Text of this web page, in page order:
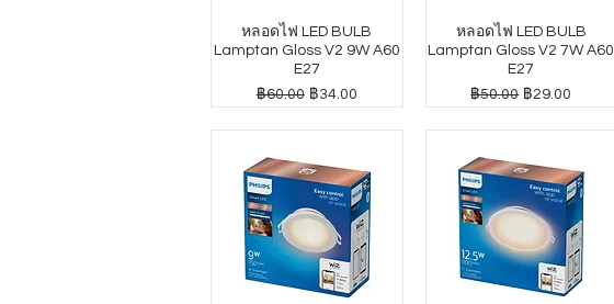
หลอดไฟ LED BULB
Lamptan Gloss V2 9W A60
E27
ราคาปกติ
฿60.00 ราคาขายลด
฿34.00
หลอดไฟ LED BULB
Lamptan Gloss V2 7W A60
E27
ราคาปกติ
฿50.00 ราคาขายลด
฿29.00